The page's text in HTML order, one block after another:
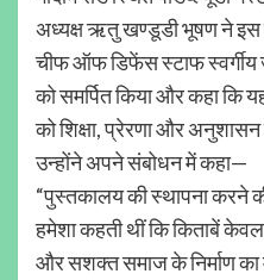
अध्यक्ष ऋतु खण्डूडी भूषण ने
चीफ ऑफ डिफेंस स्टाफ स्वर्गीय
को समर्पित किया और कहा कि
को शिक्षा, प्रेरणा और
उन्होंने अपने संबोधन में कहा—
“पुस्तकालय की स्थापना करने
हमेशा कहती थीं कि किताबें केवल
और सशक्त समाज के निर्माण